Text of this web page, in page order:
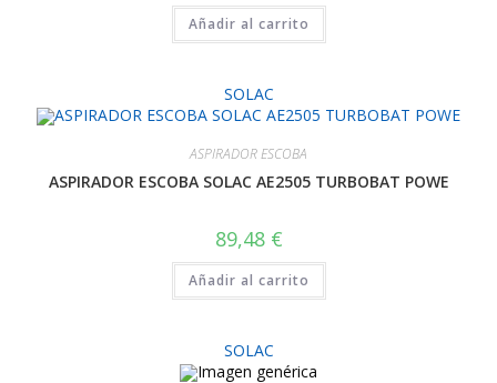
Añadir al carrito
SOLAC
ASPIRADOR ESCOBA
ASPIRADOR ESCOBA SOLAC AE2505 TURBOBAT POWE
89,48 €
Añadir al carrito
SOLAC